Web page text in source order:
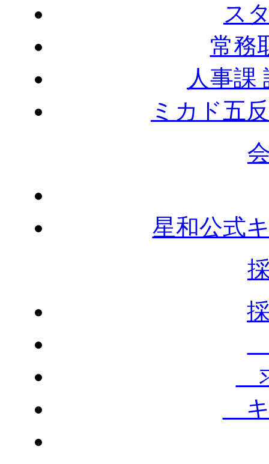
ス
常務
人事課
ミカド五
星和公式
キ